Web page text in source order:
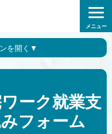
メニュー
ーク就業支
フォーム